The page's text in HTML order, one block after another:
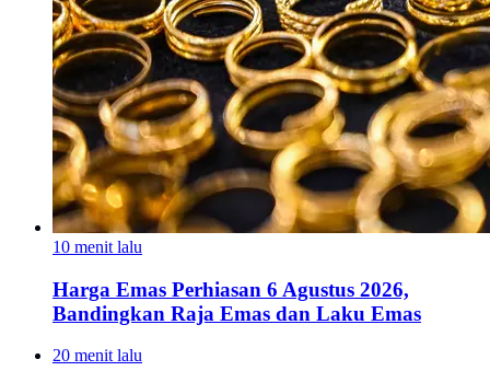
10 menit lalu
Harga Emas Perhiasan 6 Agustus 2026,
Bandingkan Raja Emas dan Laku Emas
20 menit lalu